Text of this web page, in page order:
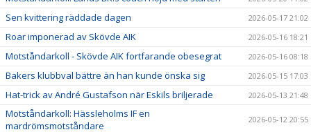
Sen kvittering räddade dagen 2026-05-17 21:02
Roar imponerad av Skövde AIK 2026-05-16 18:21
Motståndarkoll - Skövde AIK fortfarande obesegrat 2026-05-16 08:18
Bakers klubbval bättre än han kunde önska sig 2026-05-15 17:03
Hat-trick av André Gustafson när Eskils briljerade 2026-05-13 21:48
Motståndarkoll: Hässleholms IF en
mardrömsmotståndare
2026-05-12 20:55